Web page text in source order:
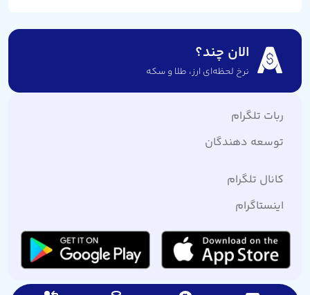
الان چند؟
نرخ لحظه‌ای ارز،‌ طلا و سکه
ربات تلگرام
توسعه دهندگان
کانال تلگرام
اینستاگرام